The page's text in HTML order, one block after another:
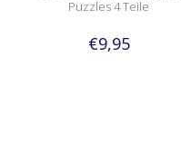
Puzzles 4 Teile
€9,95